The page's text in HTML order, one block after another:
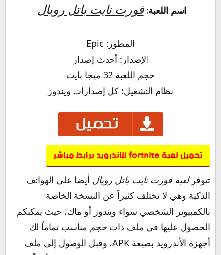
اسم اللعبة:فورت نايت باتل رويال
المطور: Epic
الإصدار: أحدث إصدار
حجم اللعبة 32 ميجا بايت
نظام التشغيل: كل إصدارات ويندوز
تحميل لعبة fortnite للاندرويد برابط مباشر
تتوفرلعبة فورت نايت باتل رويال أيضا على الهواتف
الذكية وهي لا تختلف كثيراً عن النسخة الخاصة
بالكمبيوتر الشخصي سواء ويندوز أو ماك، حيث يمكنكم
الحصول عليها في ملف ذات حجم مناسب تماماً لك
أجهزة الأندرويد بصيغة APK، وقبل الوصول إلى ملف